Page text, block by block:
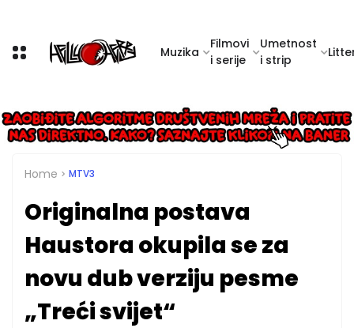
Muzika
Filmovi
i serije
Umetnost
i strip
Home MTV3
Originalna postava
Haustora okupila se za
novu dub verziju pesme
„Treći svijet“